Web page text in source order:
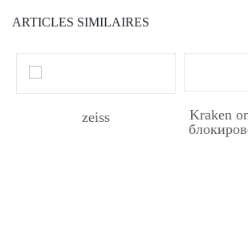
ARTICLES SIMILAIRES
zeiss
Kraken